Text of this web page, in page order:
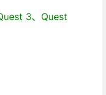
3、Quest